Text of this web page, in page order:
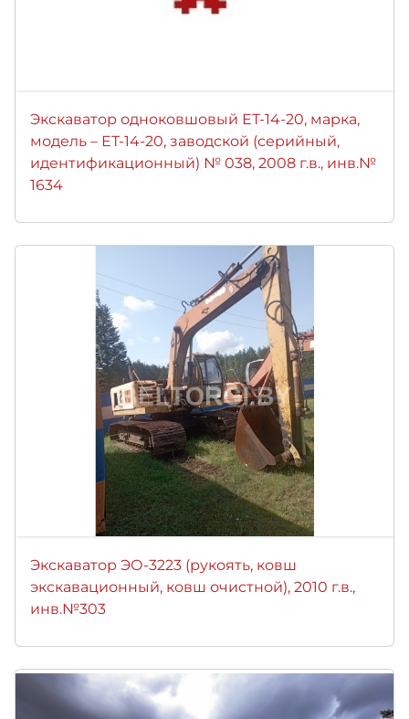
Экскаватор одноковшовый ЕТ-14-20, марка,
модель – ЕТ-14-20, заводской (серийный,
идентификационный) № 038, 2008 г.в., инв.№
1634
Экскаватор ЭО-3223 (рукоять, ковш
экскавационный, ковш очистной), 2010 г.в.,
инв.№303